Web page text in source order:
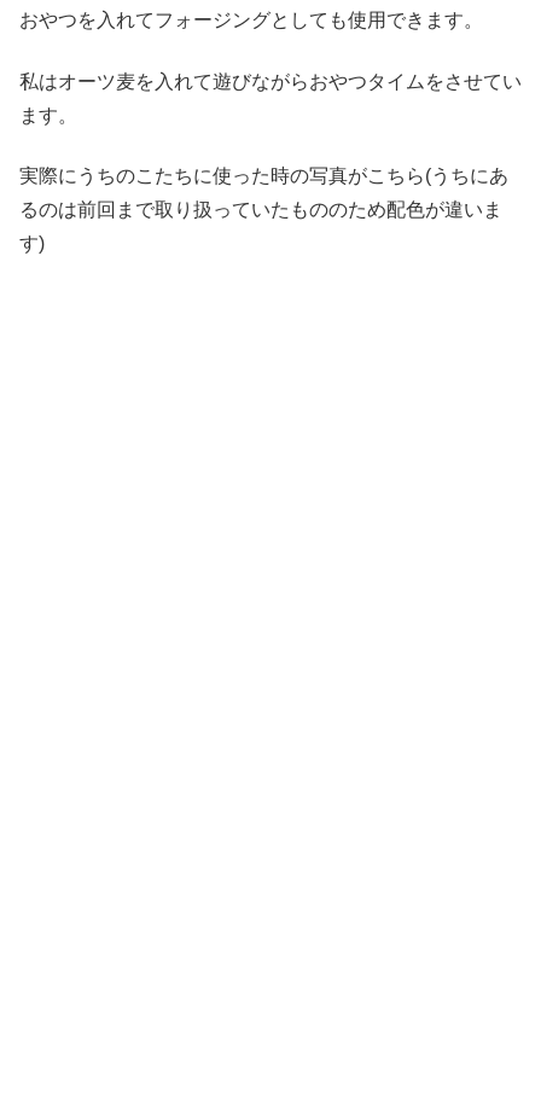
おやつを入れてフォージングとしても使用できます。
私はオーツ麦を入れて遊びながらおやつタイムをさせてい
ます。
実際にうちのこたちに使った時の写真がこちら(うちにあ
るのは前回まで取り扱っていたもののため配色が違いま
す)